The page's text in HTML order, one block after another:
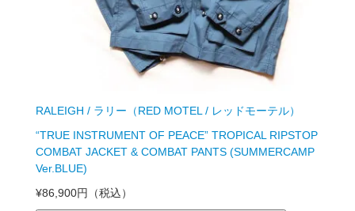
RALEIGH / ラリー（RED MOTEL / レッドモーテル）
“TRUE INSTRUMENT OF PEACE” TROPICAL RIPSTOP
COMBAT JACKET & COMBAT PANTS (SUMMERCAMP
Ver.BLUE)
¥86,900円 （税込）